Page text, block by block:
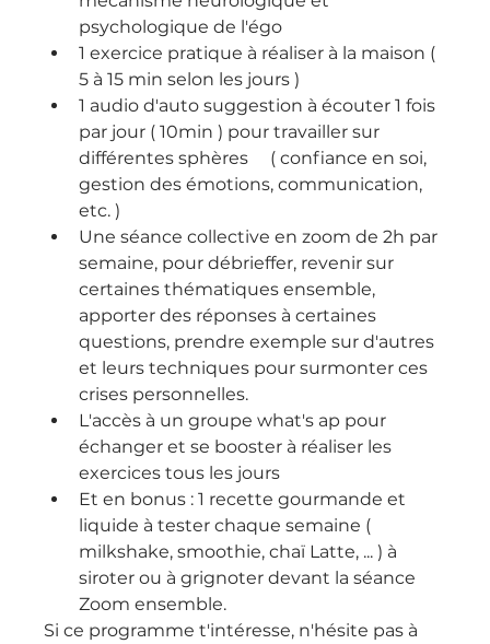
psychologique de l'égo
1 exercice pratique à réaliser à la maison (
5 à 15 min selon les jours )
1 audio d'auto suggestion à écouter 1 fois
par jour ( 10min ) pour travailler sur
différentes sphères     ( confiance en soi,
gestion des émotions, communication,
etc. )
Une séance collective en zoom de 2h par
semaine, pour débrieffer, revenir sur
certaines thématiques ensemble,
apporter des réponses à certaines
questions, prendre exemple sur d'autres
et leurs techniques pour surmonter ces
crises personnelles.
L'accès à un groupe what's ap pour
échanger et se booster à réaliser les
exercices tous les jours
Et en bonus : 1 recette gourmande et
liquide à tester chaque semaine (
milkshake, smoothie, chaï Latte, ... ) à
siroter ou à grignoter devant la séance
Zoom ensemble.
Si ce programme t'intéresse, n'hésite pas à